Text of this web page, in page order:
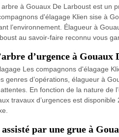
arbre à Gouaux De Larboust est
d'élagage Klien sise à
l’environnement. Élagueur à
au savoir-faire reconnu vous
d’urgence à Gouaux
Les compagnons d'élagage
genres d’opérations, élagueur à
En fonction de la nature de
travaux d’urgences est
par une grue à